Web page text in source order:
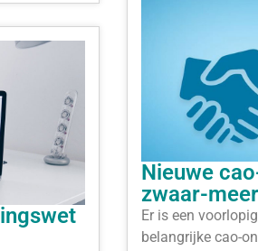
Nieuwe
zwaar-
Er is een
belangrijke cao-